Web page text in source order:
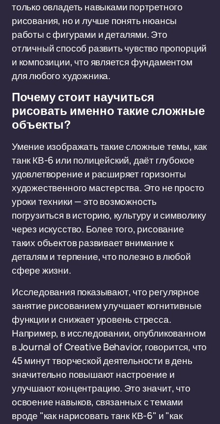
только овладеть навыками портретного
рисования, но и лучше понять нюансы
работы с фигурами и деталями. Это
отличный способ развить чувство пропорций
и композиции, что является фундаментом
для любого художника.
Почему стоит научиться
рисовать именно такие сложные
объекты?
Умение изображать такие сложные темы, как
танк КВ-6 или полицейский, даёт глубокое
удовлетворение и расширяет горизонты
художественного мастерства. Это не просто
уроки техники — это возможность
погрузиться в историю, культуру и символику
через искусство. Более того, рисование
таких объектов развивает внимание к
деталям и терпение, что полезно в любой
сфере жизни.
Исследования показывают, что регулярное
занятие рисованием улучшает когнитивные
функции и снижает уровень стресса.
Например, в исследовании, опубликованном
в Journal of Creative Behavior, говорится, что
45 минут творческой деятельности в день
значительно повышают настроение и
улучшают концентрацию. Это значит, что
освоение навыков, связанных с темами
вроде "как нарисовать танк КВ-6" и "как